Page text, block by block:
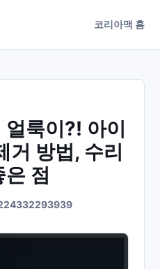
코리아맥 홈
룩이?! 아이
거 방법, 수리
점